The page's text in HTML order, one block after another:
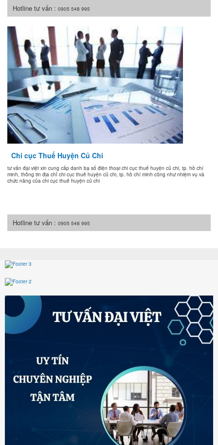
Hotline tư vấn : 0905 548 995
Chi cục Thuế Huyện Củ Chi
tư vấn đại việt xin cung cấp danh bạ số điện thoại chi cục thuế huyện củ chi, tp. hồ chí
minh, thông tin địa chỉ chi cục thuế huyện củ chi, tp. hồ chí minh cũng như nhiệm vụ và
chức năng của chi cục thuế huyện củ chi
Hotline tư vấn : 0905 548 995